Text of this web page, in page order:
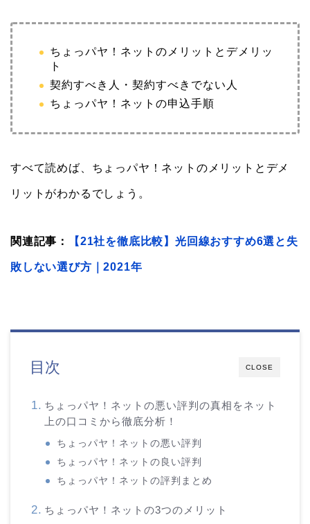
ちょっパヤ！ネットのメリットとデメリッ
ト
契約すべき人・契約すべきでない人
ちょっパヤ！ネットの申込手順
すべて読めば、ちょっパヤ！ネットのメリットとデメ
リットがわかるでしょう。
関連記事： 【21社を徹底比較】光回線おすすめ6選と失
敗しない選び方｜2021年
CLOSE
目次
ちょっパヤ！ネットの悪い評判の真相をネット
上の口コミから徹底分析！
ちょっパヤ！ネットの悪い評判
ちょっパヤ！ネットの良い評判
ちょっパヤ！ネットの評判まとめ
ちょっパヤ！ネットの3つのメリット